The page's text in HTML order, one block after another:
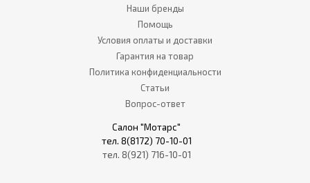
Наши бренды
Помощь
Условия оплаты и доставки
Гарантия на товар
Политика конфиденциальности
Статьи
Вопрос-ответ
Салон "Мотарс"
тел. 8(8172) 70-10-01
тел. 8(921) 716-10-01